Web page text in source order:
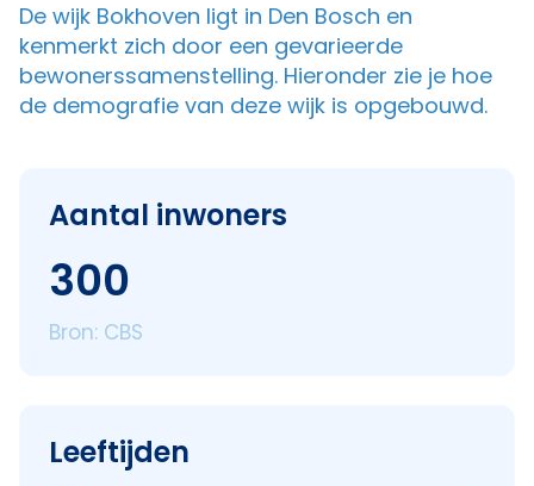
De wijk Bokhoven ligt in Den Bosch en
kenmerkt zich door een gevarieerde
bewonerssamenstelling. Hieronder zie je hoe
de demografie van deze wijk is opgebouwd.
Aantal inwoners
300
Bron: CBS
Leeftijden